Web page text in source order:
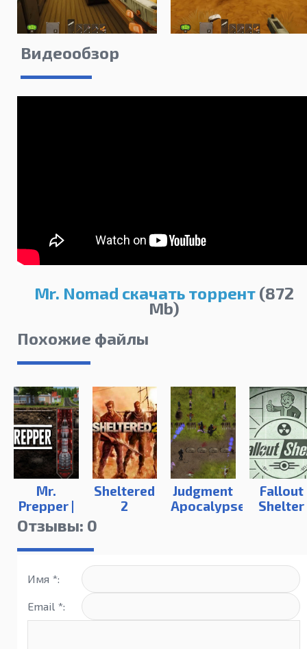
Видеообзор
Mr. Nomad скачать торрент(872
Mb)
Похожие файлы
Mr.
Prepper |
Repack
Sheltered
2
Judgment
Apocalypse
Fallout
Shelter
Отзывы: 0
Имя *:
Email *: